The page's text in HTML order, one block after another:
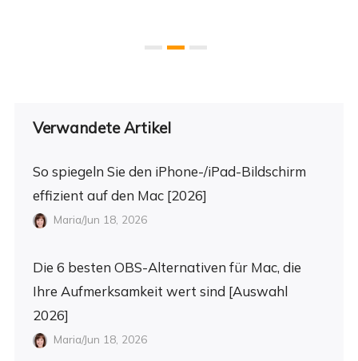
Verwandete Artikel
So spiegeln Sie den iPhone-/iPad-Bildschirm
effizient auf den Mac [2026]
Maria/Jun 18, 2026
Die 6 besten OBS-Alternativen für Mac, die
Ihre Aufmerksamkeit wert sind [Auswahl
2026]
Maria/Jun 18, 2026